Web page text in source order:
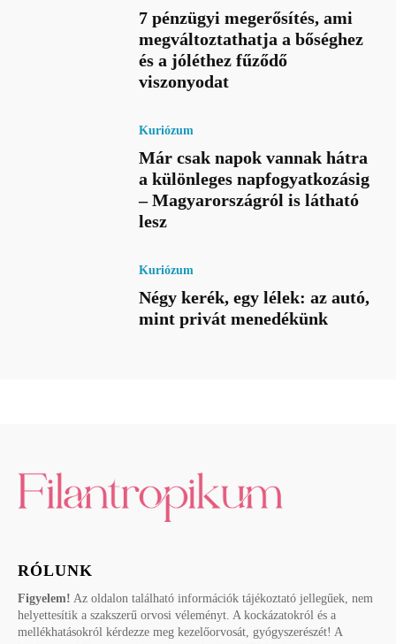
7 pénzügyi megerősítés, ami
megváltoztathatja a bőséghez
és a jóléthez fűződő
viszonyodat
Kuriózum
Már csak napok vannak hátra
a különleges napfogyatkozásig
– Magyarországról is látható
lesz
Kuriózum
Négy kerék, egy lélek: az autó,
mint privát menedékünk
RÓLUNK
Figyelem! Az oldalon található információk tájékoztató jellegűek, nem
helyettesítik a szakszerű orvosi véleményt. A kockázatokról és a
mellékhatásokról kérdezze meg kezelőorvosát, gyógyszerészét! A